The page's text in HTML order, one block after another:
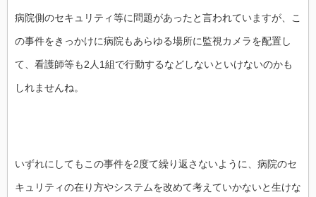
病院側のセキュリティ等に問題があったと言われていますが、こ
の事件をきっかけに病院もあらゆる場所に監視カメラを配置し
て、看護師等も2人1組で行動するなどしないといけないのかも
しれませんね。
いずれにしてもこの事件を2度て繰り返さないように、病院のセ
キュリティの在り方やシステムを改めて考えていかないと生けな